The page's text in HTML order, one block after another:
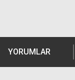
YORUMLAR